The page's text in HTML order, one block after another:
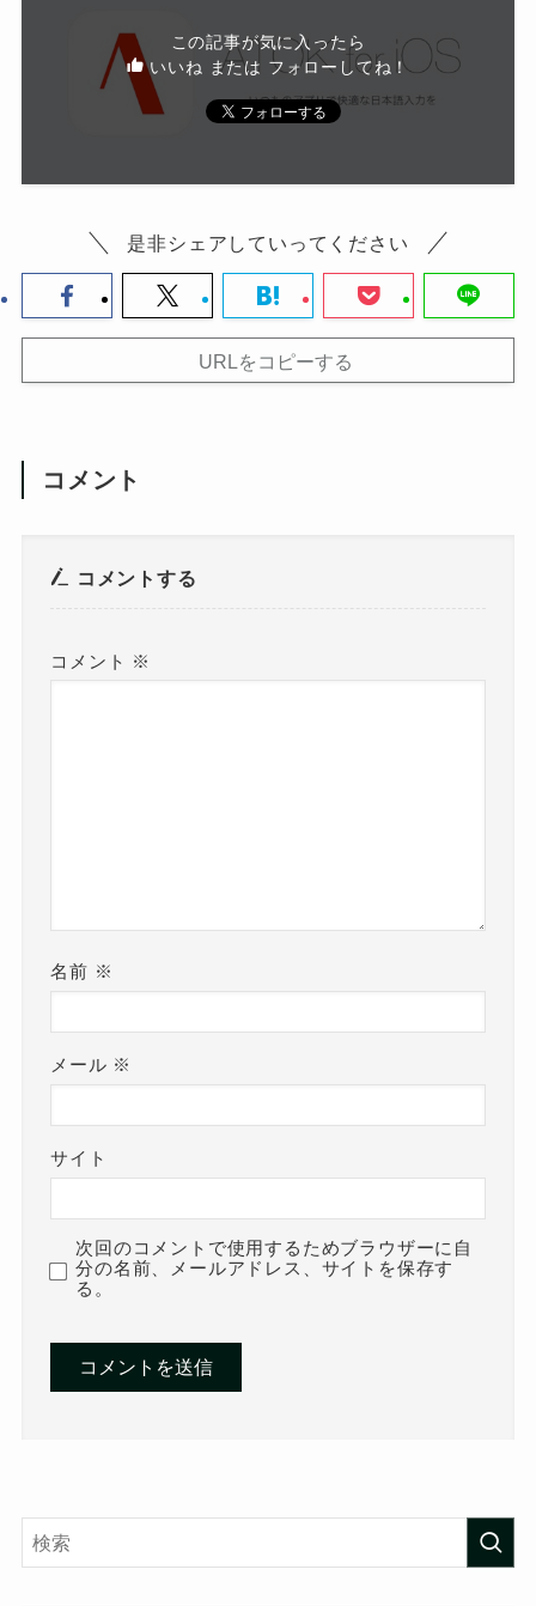
この記事が気に入ったら
いいね または フォローしてね！
是非シェアしていってください
URLをコピーする
コメント
コメントする
コメント ※
名前 ※
メール ※
サイト
次回のコメントで使用するためブラウザーに自
分の名前、メールアドレス、サイトを保存す
る。